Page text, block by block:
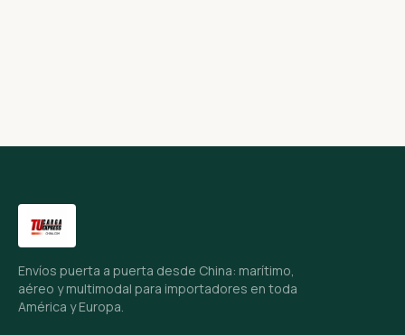
Envíos puerta a puerta desde China: marítimo,
aéreo y multimodal para importadores en toda
América y Europa.